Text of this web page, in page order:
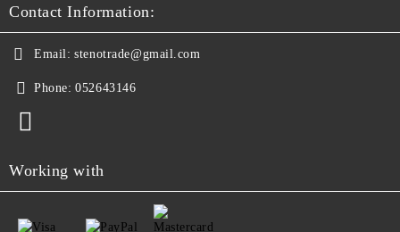
Contact Information:
Email: stenotrade@gmail.com
Phone: 052643146
Working with